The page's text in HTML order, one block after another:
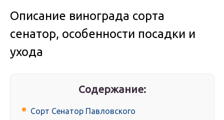
Описание винограда сорта
сенатор, особенности посадки и
ухода
Содержание:
Сорт Сенатор Павловского